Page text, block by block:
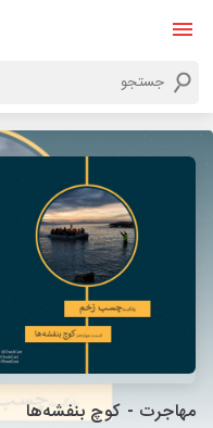
مهاجرت - کوچ بنفشه‌ها